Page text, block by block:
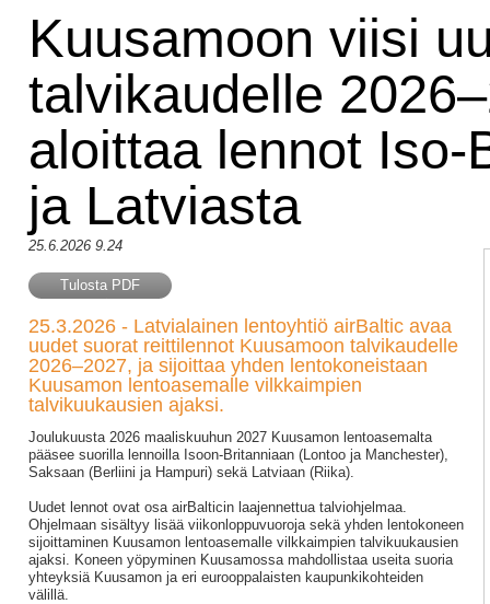
Kuusamoon viisi
talvikaudelle
aloittaa lennot
ja Latviasta
25.6.2026 9.24
Tulosta PDF
25.3.2026 - Latvialainen lentoyhtiö airBaltic avaa
uudet suorat reittilennot Kuusamoon talvikaudelle
2026–2027, ja sijoittaa yhden lentokoneistaan
Kuusamon lentoasemalle vilkkaimpien
talvikuukausien ajaksi.
Joulukuusta 2026 maaliskuuhun 2027 Kuusamon lentoasemalta
pääsee suorilla lennoilla Isoon-Britanniaan (Lontoo ja Manchester),
Saksaan (Berliini ja Hampuri) sekä Latviaan (Riika).
Uudet lennot ovat osa airBalticin laajennettua talviohjelmaa.
Ohjelmaan sisältyy lisää viikonloppuvuoroja sekä yhden lentokoneen
sijoittaminen Kuusamon lentoasemalle vilkkaimpien talvikuukausien
ajaksi. Koneen yöpyminen Kuusamossa mahdollistaa useita suoria
yhteyksiä Kuusamon ja eri eurooppalaisten kaupunkikohteiden
välillä.